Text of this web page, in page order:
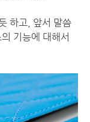
하고, 앞서 말씀
기능에 대해서